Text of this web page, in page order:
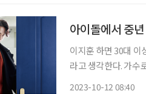
아이돌에서 중
이지훈 하면 30대 이
라고 생각한다. 가수로
2023-10-12 08:40